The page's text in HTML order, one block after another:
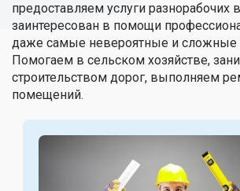
предоставляем услуги разнорабочих
заинтересован в помощи
даже самые невероятные и сложные
Помогаем в сельском хозяйстве,
строительством дорог, выполняем
помещений.